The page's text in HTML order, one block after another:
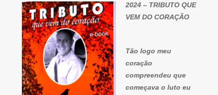
2024 – TRIBUTO QUE
VEM DO CORAÇÃO
Tão logo meu
coração
compreendeu que
começava o luto eu